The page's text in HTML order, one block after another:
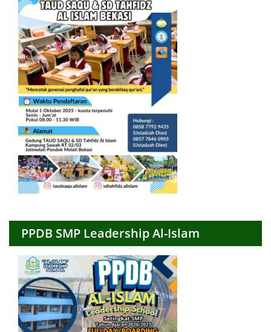
PPDB SMP Leadership Al-Islam